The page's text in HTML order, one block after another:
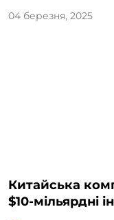
04 березня, 2025
Китайська
$10-мільярдні